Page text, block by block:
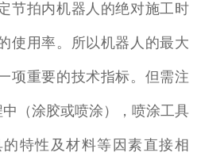
节拍内机器人的绝对施工时
使用率。所以机器人的最大
项重要的技术指标。但需注
（涂胶或喷涂），喷涂工具
特性及材料等因素直接相